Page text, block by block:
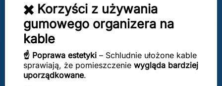
✖️ Korzyści z używania
gumowego organizera na
kable
☝️ Poprawa estetyki – Schludnie ułożone kable
sprawiają, że pomieszczenie wygląda bardziej
uporządkowane.